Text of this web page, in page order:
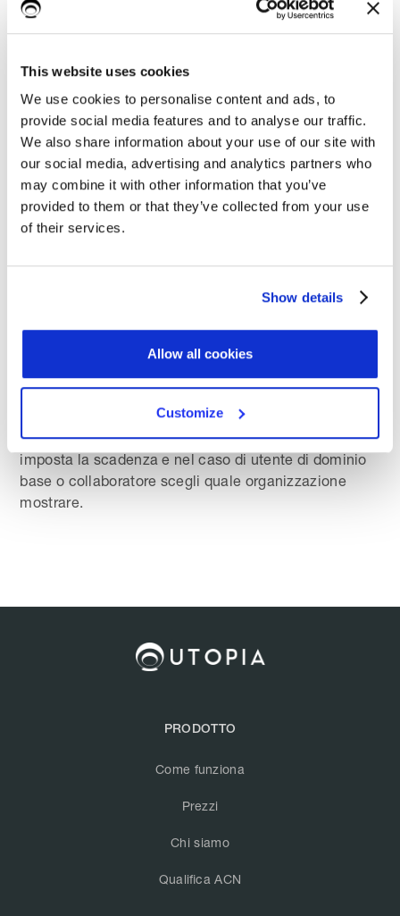
This website uses cookies
We use cookies to personalise content and ads, to
provide social media features and to analyse our traffic.
We also share information about your use of our site with
our social media, advertising and analytics partners who
may combine it with other information that you’ve
provided to them or that they’ve collected from your use
of their services.
Show details
Allow all cookies
Customize
di un determinato
registro.
Per aggiungere un nuovo utente al tuo dominio
accedi al menùImpostazioni,clicca il pulsante(+),
imposta la scadenza e nel caso di utente di dominio
base o collaboratore scegli quale organizzazione
mostrare.
PRODOTTO
Come funziona
Prezzi
Chi siamo
Qualifica ACN